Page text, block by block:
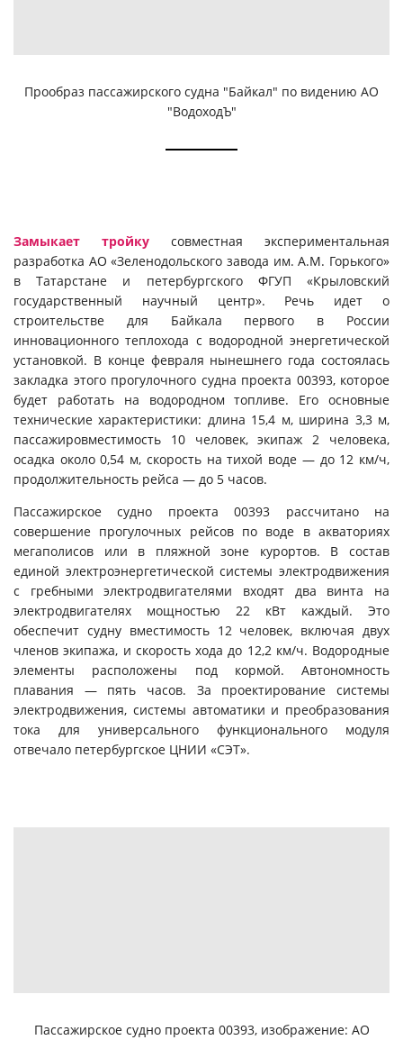
Прообраз пассажирского судна "Байкал" по видению АО
"ВодоходЪ"
Замыкает тройку
совместная экспериментальная
разработка АО «Зеленодольского завода им. А.М. Горького»
в Татарстане и петербургского ФГУП «Крыловский
государственный научный центр». Речь идет о
строительстве для Байкала первого в России
инновационного теплохода с водородной энергетической
установкой. В конце февраля нынешнего года состоялась
закладка этого прогулочного судна проекта 00393, которое
будет работать на водородном топливе. Его основные
технические характеристики: длина 15,4 м, ширина 3,3 м,
пассажировместимость 10 человек, экипаж 2 человека,
осадка около 0,54 м, скорость на тихой воде — до 12 км/ч,
продолжительность рейса — до 5 часов.
Пассажирское судно проекта 00393 рассчитано на
совершение прогулочных рейсов по воде в акваториях
мегаполисов или в пляжной зоне курортов. В состав
единой электроэнергетической системы электродвижения
с гребными электродвигателями входят два винта на
электродвигателях мощностью 22 кВт каждый. Это
обеспечит судну вместимость 12 человек, включая двух
членов экипажа, и скорость хода до 12,2 км/ч. Водородные
элементы расположены под кормой. Автономность
плавания — пять часов. За проектирование системы
электродвижения, системы автоматики и преобразования
тока для универсального функционального модуля
отвечало петербургское ЦНИИ «СЭТ».
Пассажирское судно проекта 00393, изображение: АО